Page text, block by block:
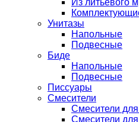
Из литьевого
Унитазы
Напольные
Подвесные
Биде
Напольные
Подвесные
Писсуары
Смесители
Смесители для
Смесители